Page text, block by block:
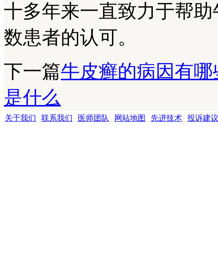
十多年来一直致力于帮
数患者的认可。
下一篇牛皮癣的病因有哪
是什么
关于我们 联系我们 医师团队 网站地图 先进技术
投诉建议